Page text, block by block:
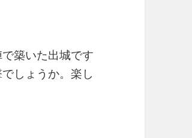
築いた出城です
しょうか。楽し